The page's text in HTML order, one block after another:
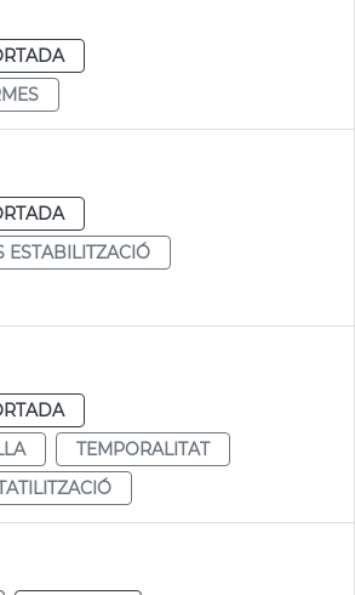
ESTABILITZACIÓ
TEMPORALITAT